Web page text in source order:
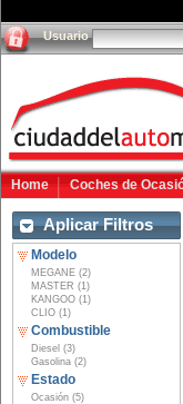
Usuario
Home Coches de
Aplicar Filtros
Modelo
MEGANE (2)
MASTER (1)
KANGOO (1)
CLIO (1)
Combustible
Diesel (3)
Gasolina (2)
Estado
Ocasión (5)